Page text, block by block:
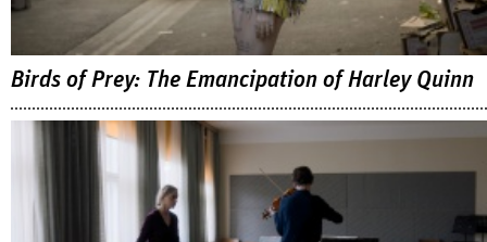
Birds of Prey: The Emancipation of Harley Quinn